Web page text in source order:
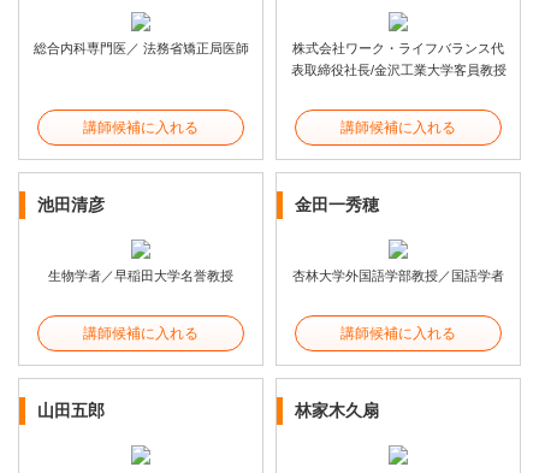
総合内科専門医／ 法務省矯正局医師
講師候補に入れる
株式会社ワーク・ライフバランス代
表取締役社長/金沢工業大学客員教授
講師候補に入れる
池田清彦
生物学者／早稲田大学名誉教授
講師候補に入れる
金田一秀穂
杏林大学外国語学部教授／国語学者
講師候補に入れる
山田五郎 林家木久扇